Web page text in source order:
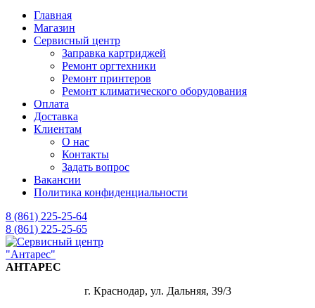
Главная
Магазин
Сервисный центр
Заправка картриджей
Ремонт оргтехники
Ремонт принтеров
Ремонт климатического оборудования
Оплата
Доставка
Клиентам
О нас
Контакты
Задать вопрос
Вакансии
Политика конфиденциальности
8 (861) 225-25-64
8 (861) 225-25-65
АНТАРЕС
г. Краснодар, ул. Дальняя, 39/3